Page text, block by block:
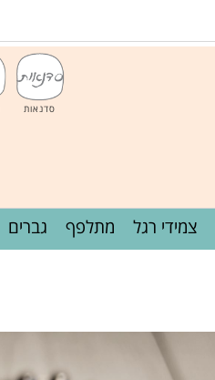
סדנאות
צמידי רגל מתלפף גברים